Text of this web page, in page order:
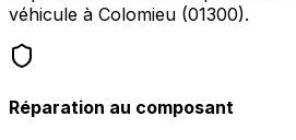
véhicule à Colomieu (01300).
Réparation au composant